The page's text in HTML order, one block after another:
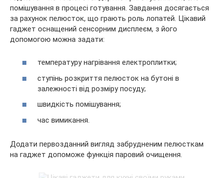
помішування в процесі готування. Завдання досягається
за рахунок пелюсток, що грають роль лопатей. Цікавий
гаджет оснащений сенсорним дисплеєм, з його
допомогою можна задати:
температуру нагрівання електроплитки;
ступінь розкриття пелюсток на бутоні в
залежності від розміру посуду;
швидкість помішування;
час вимикання.
Додати первозданний вигляд забрудненим пелюсткам
на гаджет допоможе функція паровий очищення.